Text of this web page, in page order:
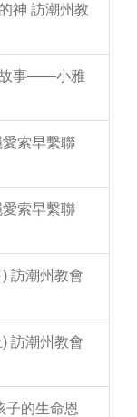
神 訪潮州教
故事——小雅
索早繫聯
索早繫聯
訪潮州教會
訪潮州教會
子的生命恩